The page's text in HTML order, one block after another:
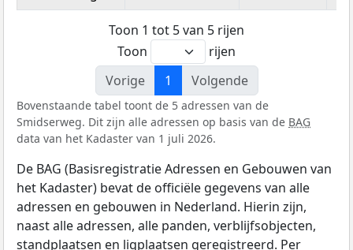
Toon 1 tot 5 van 5 rijen
Toon
rijen
Vorige
1 Volgende
Bovenstaande tabel toont de 5 adressen van de
Smidserweg. Dit zijn alle adressen op basis van de BAG
data van het Kadaster van 1 juli 2026.
De BAG (Basisregistratie Adressen en Gebouwen van
het Kadaster) bevat de officiële gegevens van alle
adressen en gebouwen in Nederland. Hierin zijn,
naast alle adressen, alle panden, verblijfsobjecten,
standplaatsen en ligplaatsen geregistreerd. Per